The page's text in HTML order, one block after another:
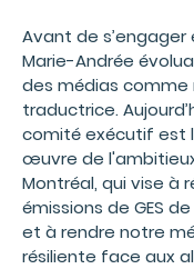
Avant de s’engager
Marie-Andrée
des médias comme
traductrice.
comité exécutif est
œuvre de
Montréal, qui vise à
émissions de GES
et à rendre notre
résiliente face aux